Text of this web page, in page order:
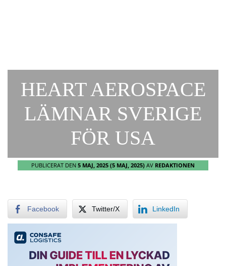
HEART AEROSPACE
LÄMNAR SVERIGE
FÖR USA
PUBLICERAT DEN 5 MAJ, 2025 (5 MAJ, 2025) AV REDAKTIONEN
Facebook Twitter/X LinkedIn